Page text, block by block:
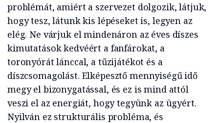
problémát, amiért a szervezet dolgozik, látjuk,
hogy tesz, látunk kis lépéseket is, legyen az
elég. Ne várjuk el mindenáron az éves díszes
kimutatások kedvéért a fanfárokat, a
toronyórát lánccal, a tűzijátékot és a
díszcsomagolást. Elképesztő mennyiségű idő
megy el bizonygatással, és ez is mind attól
veszi el az energiát, hogy tegyünk az ügyért.
Nyilván ez strukturális probléma, és